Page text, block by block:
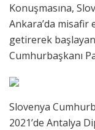
Konuşmasına,
Ankara’da misafir
getirerek
Cumhurbaşkanı
Slovenya
2021’de Antalya